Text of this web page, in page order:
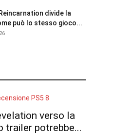
divide la
può lo stesso gioco...
verso la
trailer potrebbe...